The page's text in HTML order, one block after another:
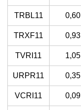
TRBL11 0,60
TRXF11 0,93
TVRI11 1,05
URPR11 0,35
VCRI11 0,09